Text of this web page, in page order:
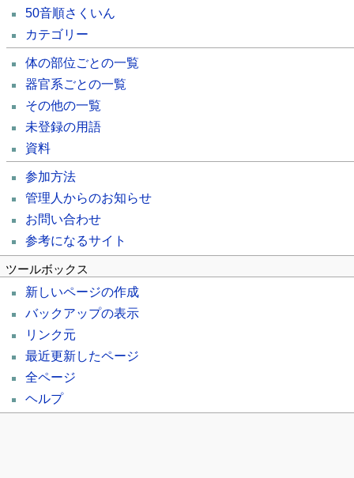
50音順さくいん
カテゴリー
体の部位ごとの一覧
器官系ごとの一覧
その他の一覧
未登録の用語
資料
参加方法
管理人からのお知らせ
お問い合わせ
参考になるサイト
ツールボックス
新しいページの作成
バックアップの表示
リンク元
最近更新したページ
全ページ
ヘルプ